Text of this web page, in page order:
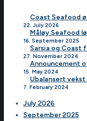
Coast Seafood
22. July 2026
Måløy Seafood
16. September 2025
Sarsia og Coast
27. November 2024
Announcement
15. May 2024
Ubalansert vekst
7. February 2024
July 2026
September 2025